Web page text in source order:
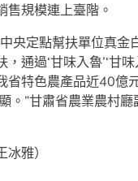
售規模連上臺階。
央定點幫扶單位真金
通過‘甘味入魯’‘甘
省特色農產品近40億
。”甘肅省農業農村廳
冰雅）